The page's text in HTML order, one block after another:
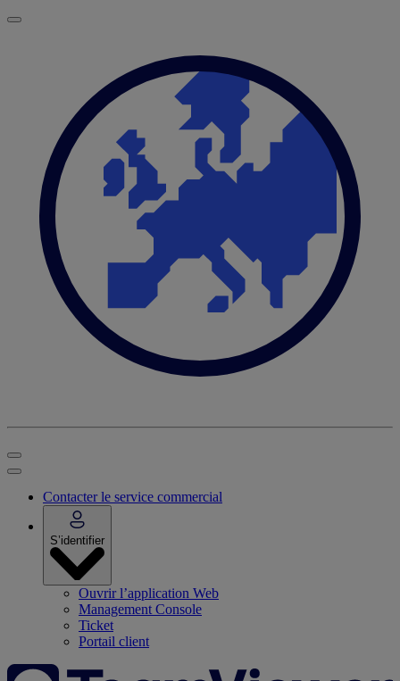
Contacter le service commercial
S’identifier
Ouvrir l’application Web
Management Console
Ticket
Portail client